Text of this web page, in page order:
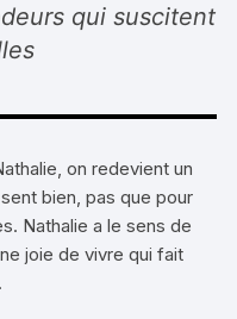
qui suscitent
on redevient un
bien, pas que pour
Nathalie a le sens de
joie de vivre qui fait